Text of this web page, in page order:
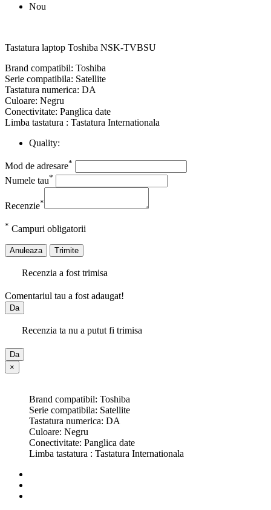
Nou
Tastatura laptop Toshiba NSK-TVBSU
Brand compatibil: Toshiba
Serie compatibila: Satellite
Tastatura numerica: DA
Culoare: Negru
Conectivitate: Panglica date
Limba tastatura : Tastatura Internationala
Quality:
Mod de adresare*
Numele tau*
Recenzie*
* Campuri obligatorii
Anuleaza Trimite
Recenzia a fost trimisa
Comentariul tau a fost adaugat!
Da
Recenzia ta nu a putut fi trimisa
Da
×
Brand compatibil: Toshiba
Serie compatibila: Satellite
Tastatura numerica: DA
Culoare: Negru
Conectivitate: Panglica date
Limba tastatura : Tastatura Internationala